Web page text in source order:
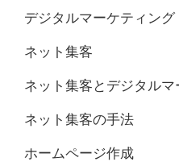
デジタルマーケティング
ネット集客
ネット集客とデジタル
ネット集客の手法
ホームページ作成